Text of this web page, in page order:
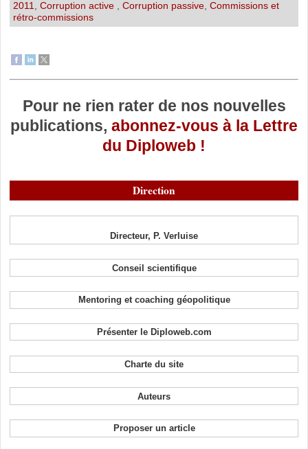
2011
Corruption active Corruption passive, Commissions et
rétro-commissions
Pour ne rien rater de nos nouvelles
publications, abonnez-vous à la Lettre
du Diploweb !
Direction
Directeur, P. Verluise
Conseil scientifique
Mentoring et coaching géopolitique
Présenter le Diploweb.com
Charte du site
Auteurs
Proposer un article